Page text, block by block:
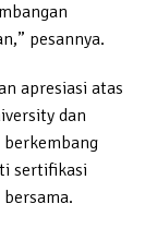
pesannya.
apresiasi atas
dan
sertifikasi